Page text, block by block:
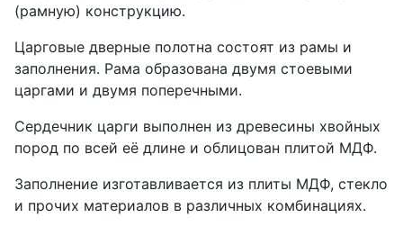
(рамную) конструкцию.
Царговые дверные полотна состоят из рамы и
заполнения. Рама образована двумя стоевыми
царгами и двумя поперечными.
Сердечник царги выполнен из древесины хвойных
пород по всей её длине и облицован плитой МДФ.
Заполнение изготавливается из плиты МДФ, стекло
и прочих материалов в различных комбинациях.